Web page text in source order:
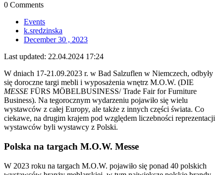
0 Comments
Events
k.sredzinska
December 30 , 2023
Last updated: 22.04.2024 17:24
W dniach 17-21.09.2023 r. w Bad Salzuflen w Niemczech, odbyły
się doroczne targi mebli i wyposażenia wnętrz M.O.W. (DIE
MESSE FÜRS MÖBELBUSINESS/ Trade Fair for Furniture
Business). Na tegorocznym wydarzeniu pojawiło się wielu
wystawców z całej Europy, ale także z innych części świata. Co
ciekawe, na drugim krajem pod względem liczebności reprezentacji
wystawców byli wystawcy z Polski.
Polska na targach M.O.W. Messe
W 2023 roku na targach M.O.W. pojawiło się ponad 40 polskich